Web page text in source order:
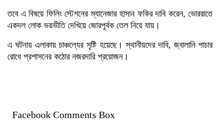
তবে এ বিষয়ে ফিলিং স্টেশনের ম্যানেজার হাসান ফকির দাবি করেন, ভোররাতে
একদল লোক ভয়ভীতি দেখিয়ে জোরপূর্বক তেল নিয়ে যায়।
এ ঘটনায় এলাকায় চাঞ্চল্যের সৃষ্টি হয়েছে। স্থানীয়দের দাবি, জ্বালানি পাচার
রোধে প্রশাসনের কঠোর নজরদারি প্রয়োজন।
Facebook Comments Box